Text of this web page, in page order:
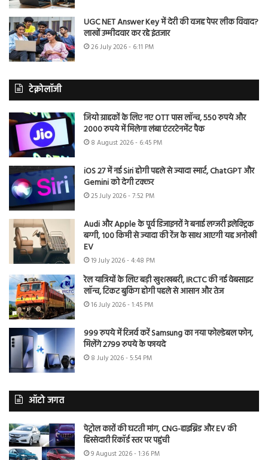
UGC NET Answer Key में देरी की वजह पेपर लीक विवाद?
लाखों उम्मीदवार कर रहे इंतजार
26 July 2026 - 6:11 PM
टेक्नोलॉजी
जियो ग्राहकों के लिए नए OTT पास लॉन्च, 550 रुपये और
2000 रुपये में मिलेगा लंबा एंटरटेनमेंट पैक
8 August 2026 - 6:45 PM
iOS 27 में नई Siri होगी पहले से ज्यादा स्मार्ट, ChatGPT और
Gemini को देगी टक्कर
25 July 2026 - 7:52 PM
Audi और Apple के पूर्व डिजाइनरों ने बनाई लग्जरी इलेक्ट्रिक
बग्गी, 100 किमी से ज्यादा की रेंज के साथ आएगी यह अनोखी
EV
19 July 2026 - 4:48 PM
रेल यात्रियों के लिए बड़ी खुशखबरी, IRCTC की नई वेबसाइट
लॉन्च, टिकट बुकिंग होगी पहले से आसान और तेज
16 July 2026 - 1:45 PM
999 रुपये में रिजर्व करें Samsung का नया फोल्डेबल फोन,
मिलेंगे 2799 रुपये के फायदे
8 July 2026 - 5:54 PM
ऑटो जगत
पेट्रोल कारों की घटती मांग, CNG-हाइब्रिड और EV की
हिस्सेदारी रिकॉर्ड स्तर पर पहुंची
9 August 2026 - 1:36 PM